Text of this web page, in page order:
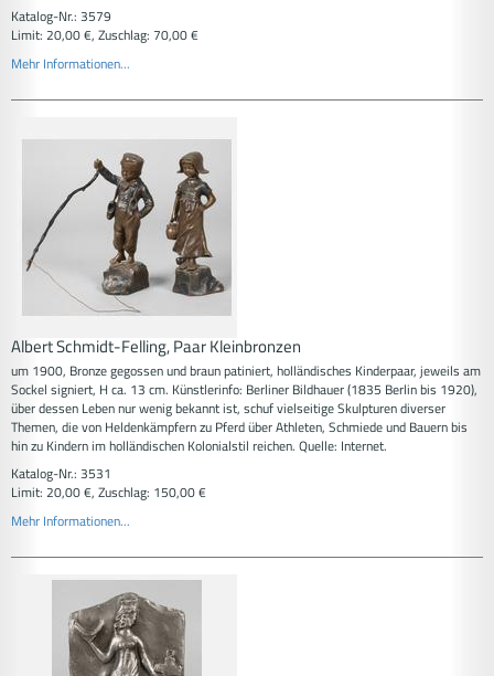
Katalog-Nr.: 3579
Limit: 20,00 €, Zuschlag: 70,00 €
Mehr Informationen...
Albert Schmidt-Felling, Paar Kleinbronzen
um 1900, Bronze gegossen und braun patiniert, holländisches Kinderpaar, jeweils am
Sockel signiert, H ca. 13 cm. Künstlerinfo: Berliner Bildhauer (1835 Berlin bis 1920),
über dessen Leben nur wenig bekannt ist, schuf vielseitige Skulpturen diverser
Themen, die von Heldenkämpfern zu Pferd über Athleten, Schmiede und Bauern bis
hin zu Kindern im holländischen Kolonialstil reichen. Quelle: Internet.
Katalog-Nr.: 3531
Limit: 20,00 €, Zuschlag: 150,00 €
Mehr Informationen...